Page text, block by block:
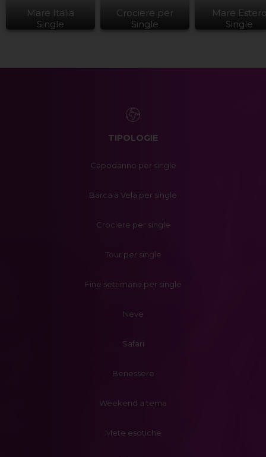
Mare Italia
Single
Crociere per
Single
Mare
Single
TIPOLOGIE
Capodanno per single
Barca a Vela per single
Crociere per single
Tour per single
Fine settimana per single
Neve
Safari
Benessere
Weekend a tema
Mete esotiche